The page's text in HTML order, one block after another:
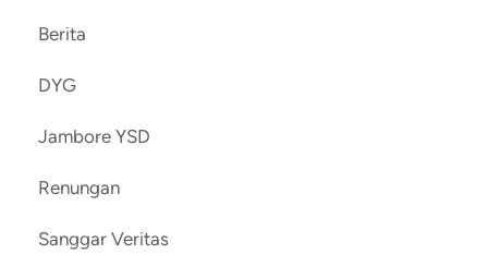
Berita
DYG
Jambore YSD
Renungan
Sanggar Veritas